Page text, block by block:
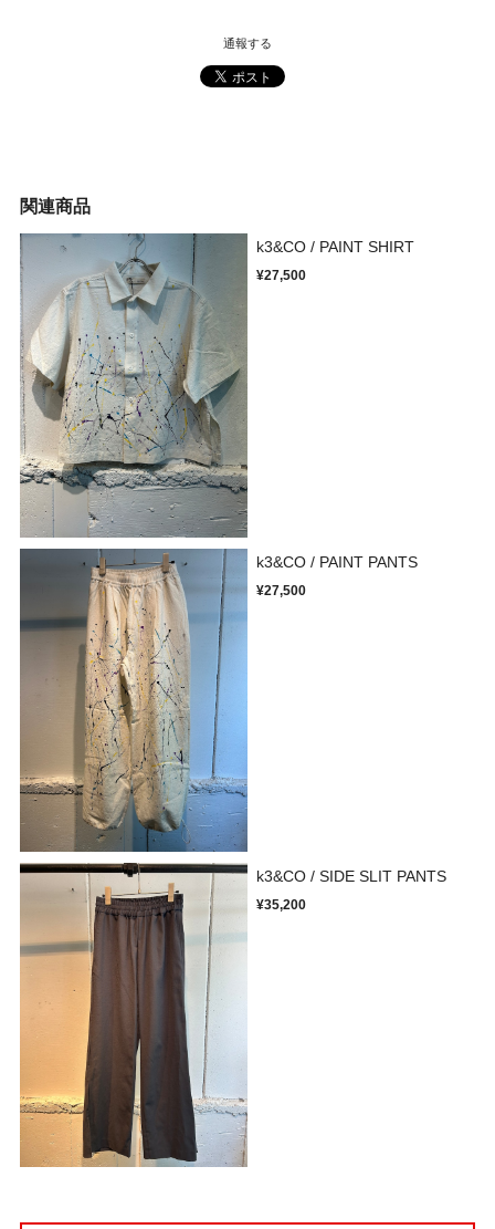
通報する
関連商品
k3&CO / PAINT SHIRT
¥27,500
k3&CO / PAINT PANTS
¥27,500
k3&CO / SIDE SLIT PANTS
¥35,200